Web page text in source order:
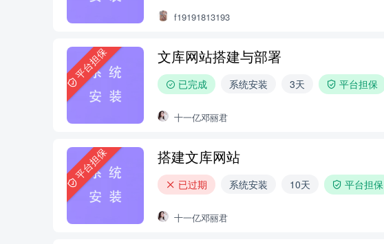
f19191813193
平台担保 文库网站搭建与部署
已完成 系统安装 3天 平台担保
十一亿邓丽君
平台担保 搭建文库网站
已过期 系统安装 10天 平台担保
十一亿邓丽君